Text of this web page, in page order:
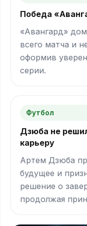
Победа
«Авангард»
всего матча и
оформив
серии.
Футбол
Дзюба не
карьеру
Артем Дзюба
будущее и
решение о
продолжая